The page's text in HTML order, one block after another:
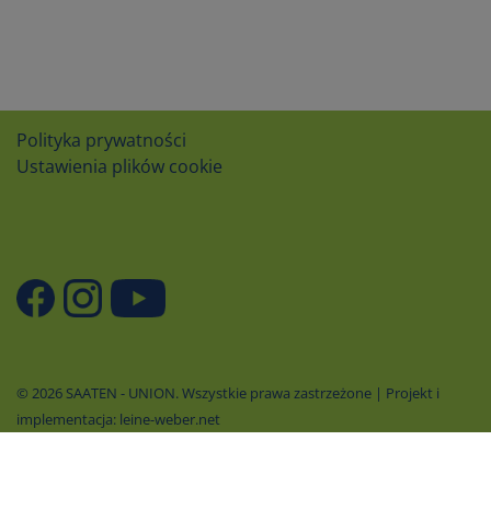
Polityka prywatności
Ustawienia plików cookie
© 2026 SAATEN - UNION. Wszystkie prawa zastrzeżone | Projekt i
implementacja: leine-weber.net